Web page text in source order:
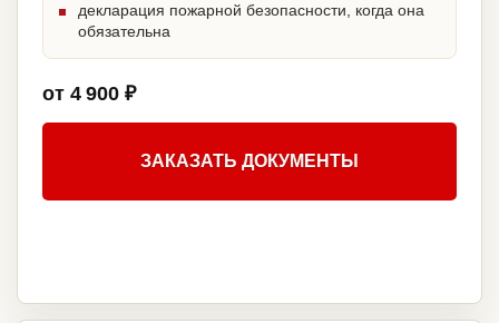
декларация пожарной безопасности, когда она
обязательна
от 4 900 ₽
ЗАКАЗАТЬ ДОКУМЕНТЫ